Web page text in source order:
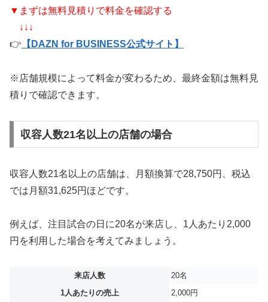
▼まずは無料見積りで料金を確認する
↓↓↓
👉 【DAZN for BUSINESS公式サイト】
※店舗規模によって料金が変わるため、最終金額は無料見
積りで確認できます。
収容人数21名以上の店舗の場合
収容人数21名以上の店舗は、月額換算で28,750円、税込
では月額31,625円ほどです。
例えば、注目試合の日に20名が来店し、1人あたり2,000
円を利用した場合を考えてみましょう。
来店人数
20名
1人あたりの売上
2,000円